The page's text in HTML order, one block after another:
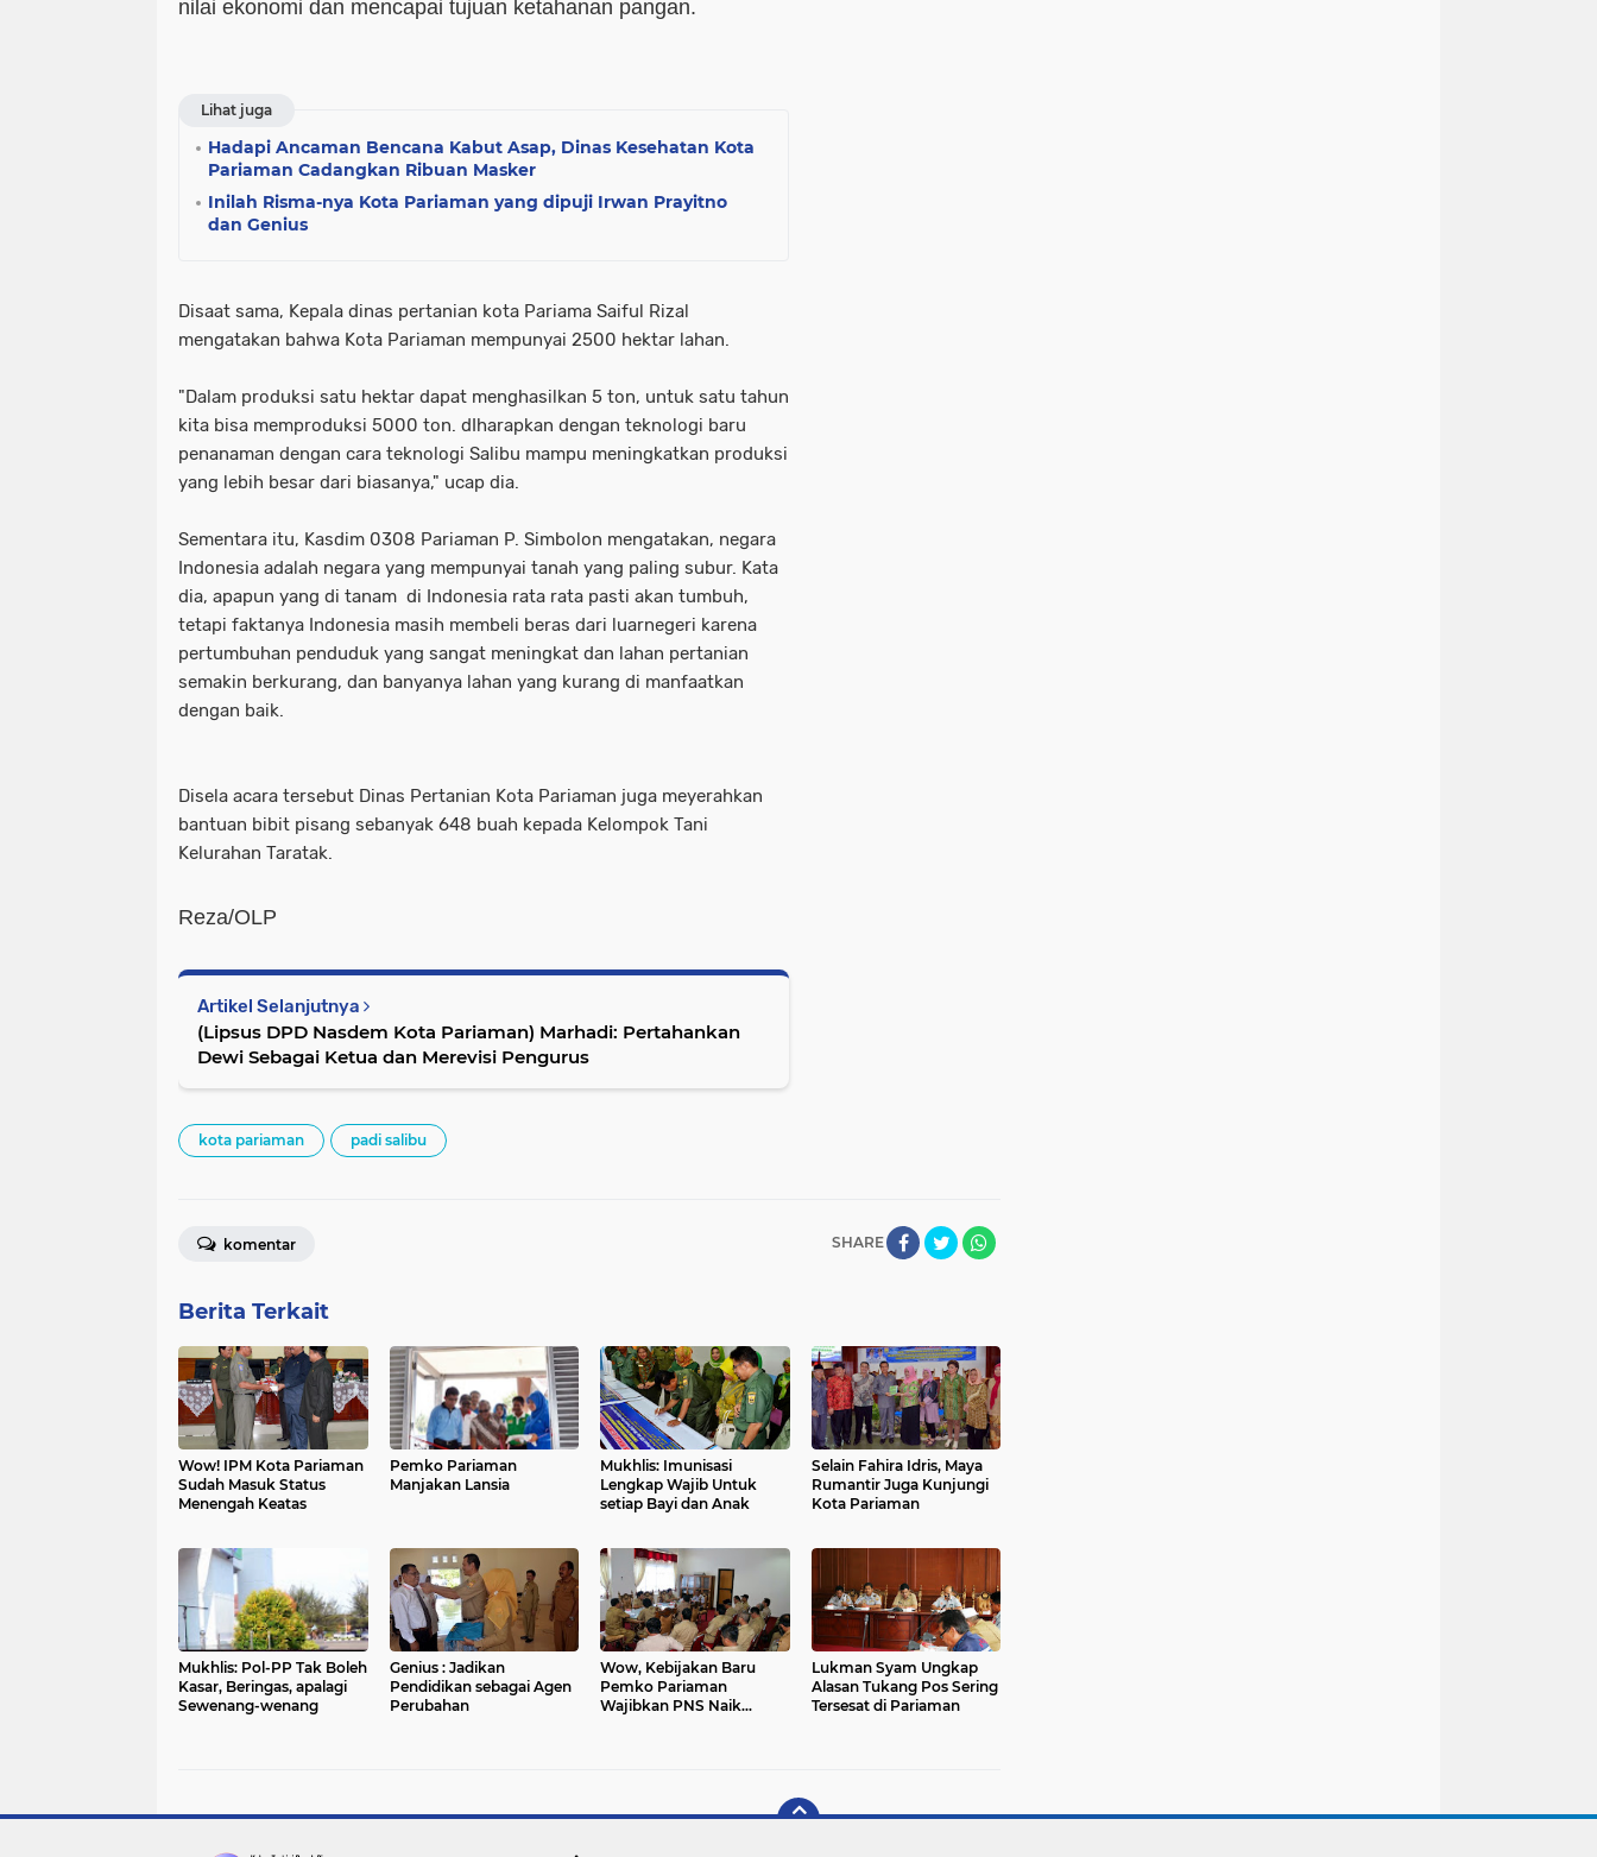
nilai ekonomi dan mencapai tujuan ketahanan pangan.
Lihat juga
Hadapi Ancaman Bencana Kabut Asap, Dinas Kesehatan Kota
Pariaman Cadangkan Ribuan Masker
Inilah Risma-nya Kota Pariaman yang dipuji Irwan Prayitno
dan Genius
Disaat sama, Kepala dinas pertanian kota Pariama Saiful Rizal
mengatakan bahwa Kota Pariaman mempunyai 2500 hektar lahan.
"Dalam produksi satu hektar dapat menghasilkan 5 ton, untuk satu tahun
kita bisa memproduksi 5000 ton. dIharapkan dengan teknologi baru
penanaman dengan cara teknologi Salibu mampu meningkatkan produksi
yang lebih besar dari biasanya," ucap dia.
Sementara itu, Kasdim 0308 Pariaman P. Simbolon mengatakan, negara
Indonesia adalah negara yang mempunyai tanah yang paling subur. Kata
dia, apapun yang di tanam di Indonesia rata rata pasti akan tumbuh,
tetapi faktanya Indonesia masih membeli beras dari luarnegeri karena
pertumbuhan penduduk yang sangat meningkat dan lahan pertanian
semakin berkurang, dan banyanya lahan yang kurang di manfaatkan
dengan baik.
Disela acara tersebut Dinas Pertanian Kota Pariaman juga meyerahkan
bantuan bibit pisang sebanyak 648 buah kepada Kelompok Tani
Kelurahan Taratak.
Reza/OLP
Artikel Selanjutnya
(Lipsus DPD Nasdem Kota Pariaman) Marhadi: Pertahankan
Dewi Sebagai Ketua dan Merevisi Pengurus
kota pariaman padi salibu
SHARE
komentar
Berita Terkait
Wow! IPM Kota Pariaman
Sudah Masuk Status
Menengah Keatas
Pemko Pariaman
Manjakan Lansia
Mukhlis: Imunisasi
Lengkap Wajib Untuk
setiap Bayi dan Anak
Selain Fahira Idris, Maya
Rumantir Juga Kunjungi
Kota Pariaman
Mukhlis: Pol-PP Tak Boleh
Kasar, Beringas, apalagi
Sewenang-wenang
Genius : Jadikan
Pendidikan sebagai Agen
Perubahan
Wow, Kebijakan Baru
Pemko Pariaman
Wajibkan PNS Naik
Lukman Syam Ungkap
Alasan Tukang Pos Sering
Tersesat di Pariaman